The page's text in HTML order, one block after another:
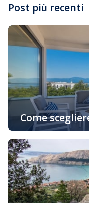
Post più recenti
Come
attività in
Oggigiorno sempre
base alle loro
godimento della loro
desiderano
adatto al vostro stile
vacanza attiva con il
nell’appartamento